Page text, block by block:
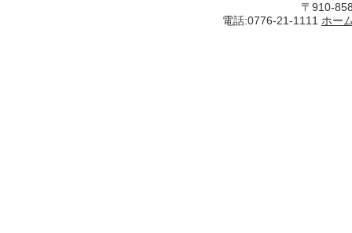
〒910-
電話:0776-21-1111 ホー